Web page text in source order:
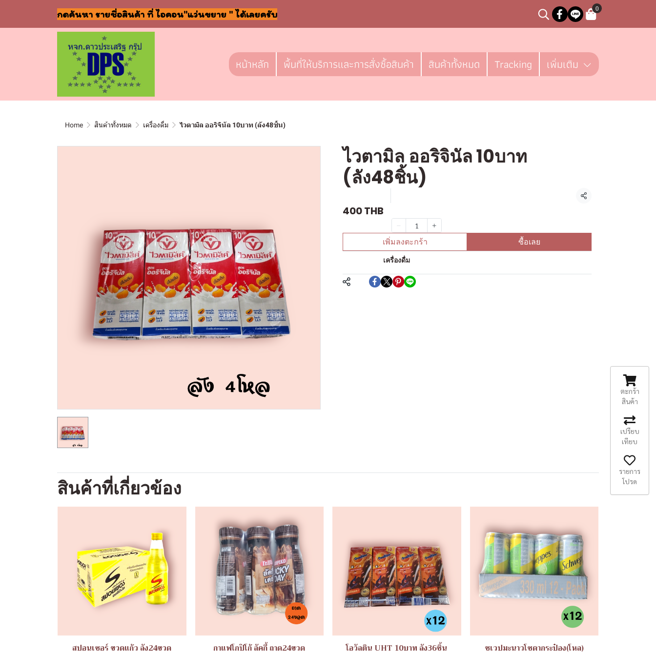
กดค้นหา รายชื่อสินค้า ที่ ไอคอน"แว่นขยาย " ได้เลยครับ
0
หน้าหลัก พื้นที่ให้บริการและการสั่งซื้อสินค้า สินค้าทั้งหมด Tracking เพิ่มเติม
Home สินค้าทั้งหมด เครื่องดื่ม ไวตามิล ออริจินัล 10บาท (ลัง48ชิ้น)
ไวตามิล ออริจินัล 10บาท
(ลัง48ชิ้น)
แชร์
400 THB
เพิ่มลงตะกร้า ซื้อเลย
เครื่องดื่ม
สินค้าที่เกี่ยวข้อง
สปอนเซอร์ ขวดแก้ว ลัง24ขวด กาแฟโกปิโก้ ลัคกี้ ถาด24ขวด โอวัลติน UHT 10บาท ลัง36ชิ้น ชเวปมะนาวโซดากระป๋อง(โหล)
ตะกร้า
สินค้า
เปรียบ
เทียบ
รายการ
โปรด